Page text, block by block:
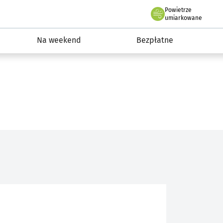
Powietrze
we Wrocławiu
umiarkowane
Na weekend Bezpłatne